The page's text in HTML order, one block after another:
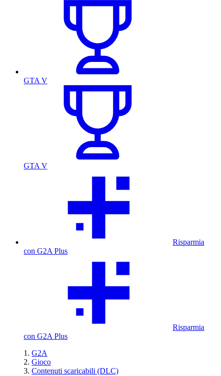
GTA V
GTA V
Risparmia
con G2A Plus
Risparmia
con G2A Plus
G2A
Gioco
Contenuti scaricabili (DLC)